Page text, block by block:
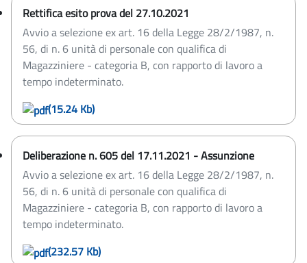
Rettifica esito prova del 27.10.2021
Avvio a selezione ex art. 16 della Legge 28/2/1987, n.
56, di n. 6 unità di personale con qualifica di
Magazziniere - categoria B, con rapporto di lavoro a
tempo indeterminato.
(15.24 Kb)
Deliberazione n. 605 del 17.11.2021 - Assunzione
Avvio a selezione ex art. 16 della Legge 28/2/1987, n.
56, di n. 6 unità di personale con qualifica di
Magazziniere - categoria B, con rapporto di lavoro a
tempo indeterminato.
(232.57 Kb)